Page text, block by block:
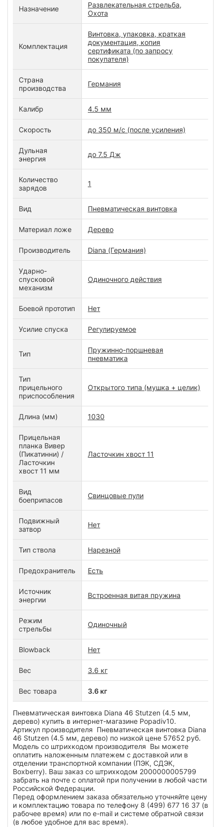
Назначение
Развлекательная стрельба,
Охота
Комплектация
Винтовка, упаковка, краткая
документация, копия
сертификата (по запросу
покупателя)
Страна
производства
Германия
Калибр 4.5 мм
Скорость до 350 м/с (после усиления)
Дульная
энергия
до 7.5 Дж
Количество
зарядов
1
Вид Пневматическая винтовка
Материал ложе Дерево
Производитель Diana (Германия)
Ударно-
спусковой
механизм
Одиночного действия
Боевой прототип Нет
Усилие спуска Регулируемое
Тип
Пружинно-поршневая
пневматика
Тип
прицельного
приспособления
Открытого типа (мушка + целик)
Длина (мм) 1030
Прицельная
планка Вивер
(Пикатинни) /
Ласточкин
хвост 11 мм
Ласточкин хвост 11
Вид
боеприпасов
Свинцовые пули
Подвижный
затвор
Нет
Тип ствола Нарезной
Предохранитель Есть
Источник
энергии
Встроенная витая пружина
Режим
стрельбы
Одиночный
Blowback Нет
Вес 3.6 кг
Вес товара 3.6 кг
Пневматическая винтовка Diana 46 Stutzen (4.5 мм,
дерево) купить в интернет-магазине Popadiv10.
Артикул производителя Пневматическая винтовка Diana
46 Stutzen (4.5 мм, дерево) по низкой цене 57652 руб.
Модель со штрихкодом производителя Вы можете
оплатить наложенным платежем с доставкой или в
отделении транспортной компании (ПЭК, СДЭК,
Boxberry). Ваш заказ со штрихкодом 2000000005799
забрать на почте с оплатой при получении в любой части
Российской Федерации.
Перед оформлением заказа обязательно уточняйте цену
и комплектацию товара по телефону 8 (499) 677 16 37 (в
рабочее время) или по e-mail и системе обратной связи
(в любое удобное для вас время).